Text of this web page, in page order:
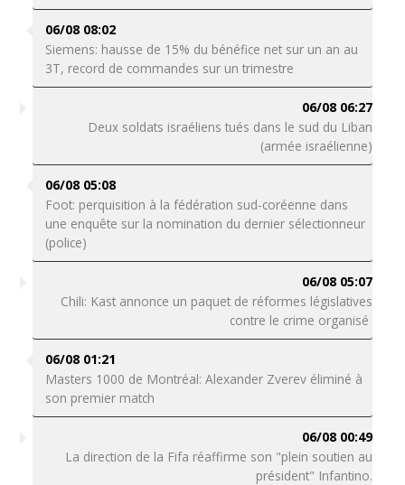
06/08 08:02
Siemens: hausse de 15% du bénéfice net sur un an au
3T, record de commandes sur un trimestre
06/08 06:27
Deux soldats israéliens tués dans le sud du Liban
(armée israélienne)
06/08 05:08
Foot: perquisition à la fédération sud-coréenne dans
une enquête sur la nomination du dernier sélectionneur
(police)
06/08 05:07
Chili: Kast annonce un paquet de réformes législatives
contre le crime organisé
06/08 01:21
Masters 1000 de Montréal: Alexander Zverev éliminé à
son premier match
06/08 00:49
La direction de la Fifa réaffirme son "plein soutien au
président" Infantino.